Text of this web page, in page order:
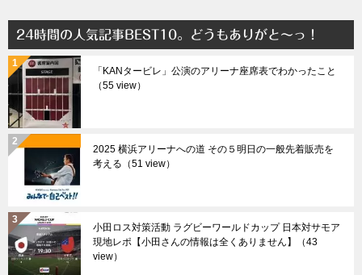
24時間の人気記事BEST10。どうもありがと～っ！
「KANタービレ」公演のアリーナ座席表でわかったこと
（55 view）
2025 横浜アリーナへの道 その５明日の一般先着販売を
考える（51 view）
小田ロス対策活動 ラグビーワールドカップ 日本対サモア
現地レポ【小田さんの情報は全くありません】（43
view）